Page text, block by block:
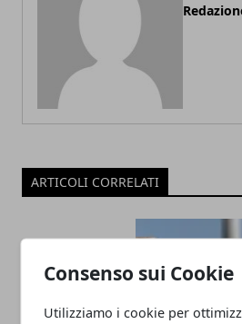
Consenso sui Cookie
Utilizziamo i cookie per
ARTICOLI CORRELATI